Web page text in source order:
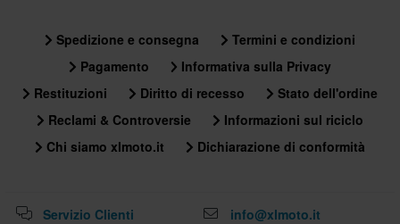
Spedizione e consegna
Termini e condizioni
Pagamento
Informativa sulla Privacy
Restituzioni
Diritto di recesso
Stato dell'ordine
Reclami & Controversie
Informazioni sul riciclo
Chi siamo xlmoto.it
Dichiarazione di conformità
Servizio Clienti info@xlmoto.it